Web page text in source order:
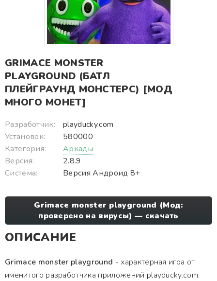
GRIMACE MONSTER
PLAYGROUND (БАТЛ
ПЛЕЙГРАУНД МОНСТЕРС) [МОД
МНОГО МОНЕТ]
Разработчик:
playducky.com
Установок:
580000
Категория:
Аркады
Версия:
2.8.9
Система:
Версия Андроид 8+
Grimace monster playground (Мод:
проверено на вирусы) — скачать
ОПИСАНИЕ
Grimace monster playground - характерная игра от
именитого разработчика приложений playducky.com.